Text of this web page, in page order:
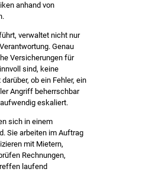
anhand von
verwaltet nicht nur
Genau
Versicherungen für
sind, keine
ob ein Fehler, ein
Angriff beherrschbar
eskaliert.
sich in einem
Sie arbeiten im Auftrag
mit Mietern,
Rechnungen,
laufend